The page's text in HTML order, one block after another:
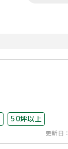
50坪以上
更新日：